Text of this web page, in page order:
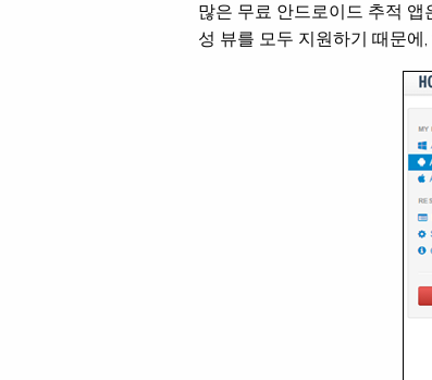
많은 무료 안드로이드 추적
성 뷰를 모두 지원하기 때문